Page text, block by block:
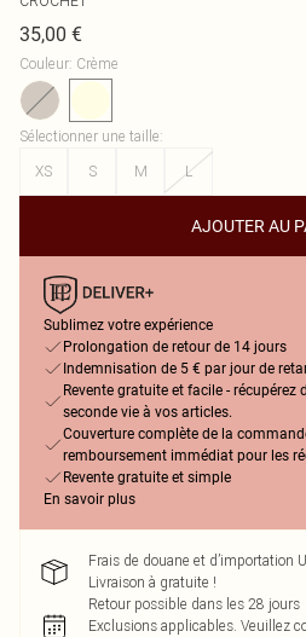
35,00 €
Couleur: Crème
Sélectionner une taille:
XS
S M L
AJOUTER AU
Sublimez votre expérience
Prolongation de retour de 14 jours
Indemnisation de 5 € par jour de
Revente gratuite et facile - récupérez
seconde vie à vos articles.
Couverture complète de la
remboursement immédiat pour les
Revente gratuite et simple
En savoir plus
Frais de douane et d’importation
Livraison à gratuite !
Retour possible dans les 28 jours
Exclusions applicables. Veuillez